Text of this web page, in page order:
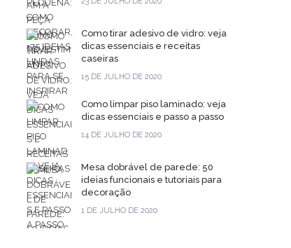
Como tirar adesivo de vidro: veja
dicas essenciais e receitas
caseiras
15 DE JULHO DE 2020
Como limpar piso laminado: veja
dicas essenciais e passo a passo
14 DE JULHO DE 2020
Mesa dobrável de parede: 50
ideias funcionais e tutoriais para
decoração
1 DE JULHO DE 2020